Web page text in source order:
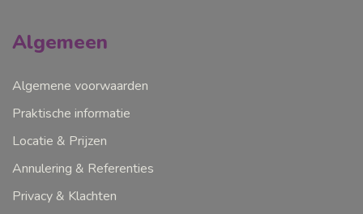
Algemeen
Algemene voorwaarden
Praktische informatie
Locatie & Prijzen
Annulering & Referenties
Privacy & Klachten